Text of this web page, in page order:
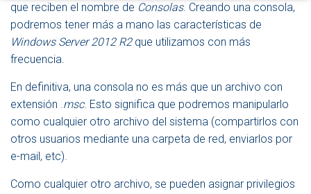
N
N
que reciben el nombre de Consolas. Creando una consola,
podremos tener más a mano las características de
Windows Server 2012 R2que utilizamos con más
frecuencia.
En definitiva, una consola no es más que un archivo con
extensión .msc. Esto significa que podremos manipularlo
como cualquier otro archivo del sistema (compartirlos con
otros usuarios mediante una carpeta de red, enviarlos por
e-mail, etc).
Como cualquier otro archivo, se pueden asignar privilegios